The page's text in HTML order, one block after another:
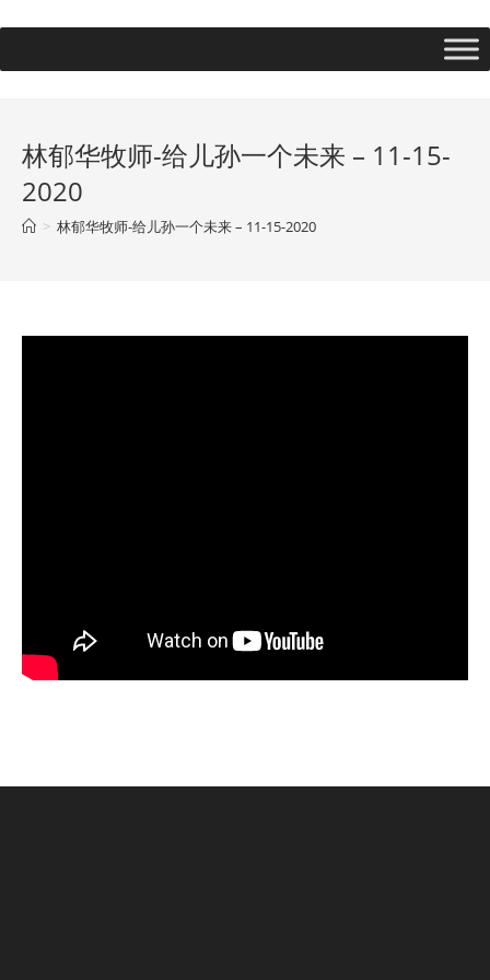
林郁华牧师-给儿孙一个未来 – 11-15-
2020
> 林郁华牧师-给儿孙一个未来 – 11-15-2020